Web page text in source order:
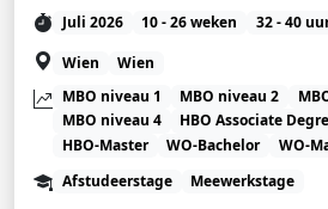
Juli 2026 10 - 26 weken
32 - 40
Wien
Wien
MBO niveau 1
MBO niveau 2
MBO niveau 4
HBO Associate
HBO-Master
WO-Bachelor
WO-
Afstudeerstage
Meewerkstage